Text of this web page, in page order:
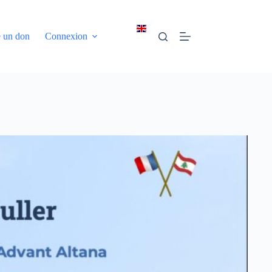
un don Connexion